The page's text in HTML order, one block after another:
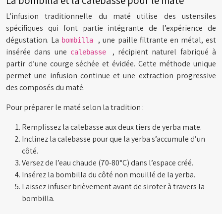
L’infusion traditionnelle du maté utilise des ustensiles
spécifiques qui font partie intégrante de l’expérience de
dégustation. La bombilla , une paille filtrante en métal, est
insérée dans une calebasse , récipient naturel fabriqué à
partir d’une courge séchée et évidée. Cette méthode unique
permet une infusion continue et une extraction progressive
des composés du maté.
Pour préparer le maté selon la tradition :
Remplissez la calebasse aux deux tiers de yerba mate.
Inclinez la calebasse pour que la yerba s’accumule d’un
côté.
Versez de l’eau chaude (70-80°C) dans l’espace créé.
Insérez la bombilla du côté non mouillé de la yerba.
Laissez infuser brièvement avant de siroter à travers la
bombilla.